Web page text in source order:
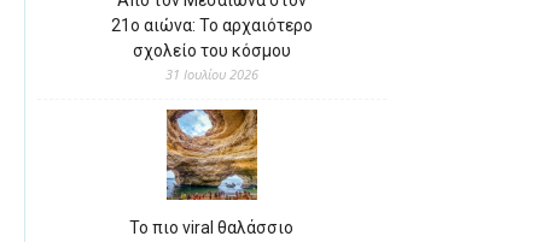
21ο αιώνα: Το αρχαιότερο
σχολείο του κόσμου
31 Ιουλίου 2026
Το πιο viral θαλάσσιο